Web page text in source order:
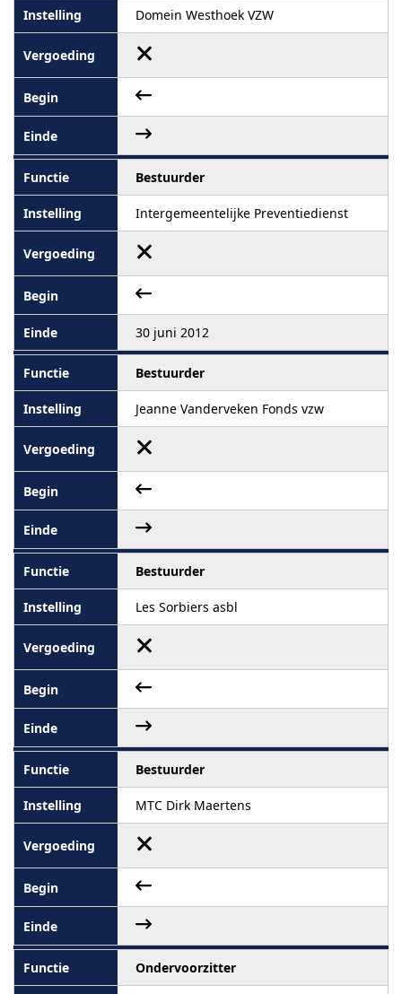
Domein Westhoek VZW
Bestuurder
Intergemeentelijke Preventiedienst
30 juni 2012
Bestuurder
Jeanne Vanderveken Fonds vzw
Bestuurder
Les Sorbiers asbl
Bestuurder
MTC Dirk Maertens
Ondervoorzitter